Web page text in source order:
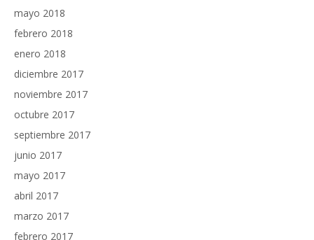
mayo 2018
febrero 2018
enero 2018
diciembre 2017
noviembre 2017
octubre 2017
septiembre 2017
junio 2017
mayo 2017
abril 2017
marzo 2017
febrero 2017